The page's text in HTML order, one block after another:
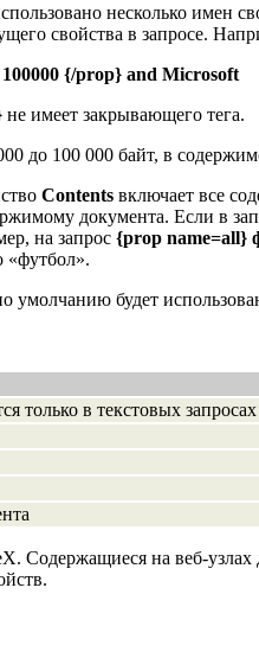
несколько имен
свойства в запросе.
{/prop} and Microsoft
не имеет закрывающего тега.
до 100 000 байт, в
Contents включает все
документа. Если в
на запрос {prop name=all}
«футбол».
умолчанию будет
только в текстовых
Содержащиеся на веб-